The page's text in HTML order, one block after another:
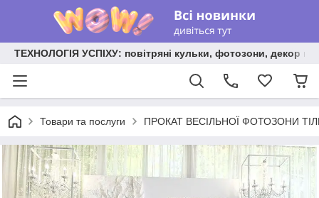
ТЕХНОЛОГІЯ УСПІХУ: повітряні кульки, фотозони, декор на
Товари та послуги ПРОКАТ ВЕСІЛЬНОЇ ФОТОЗОНИ